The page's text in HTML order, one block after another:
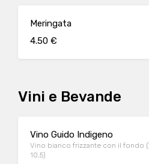
Meringata
4.50 €
Vini e Bevande
Vino Guido Indigeno
Vino bianco frizzante con il fondo
10,5)